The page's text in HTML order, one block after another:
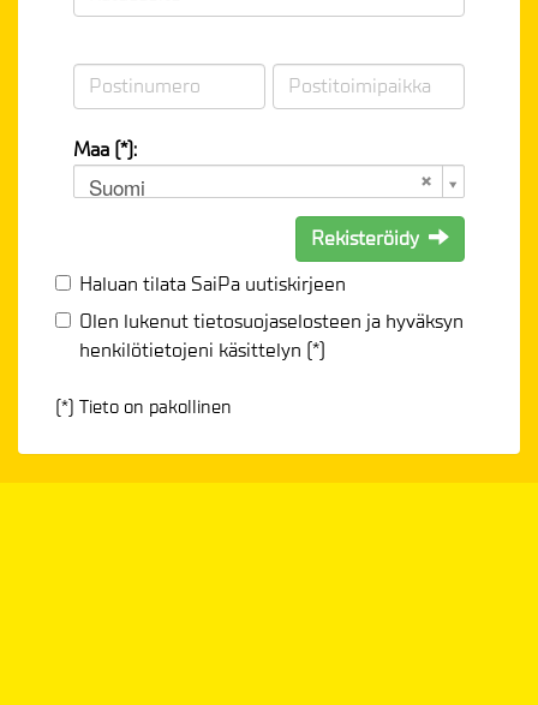
Maa (*):
Suomi
Rekisteröidy
Haluan tilata SaiPa uutiskirjeen
Olen lukenuttietosuojaselosteen ja hyväksyn
henkilötietojeni käsittelyn (*)
(*) Tieto on pakollinen